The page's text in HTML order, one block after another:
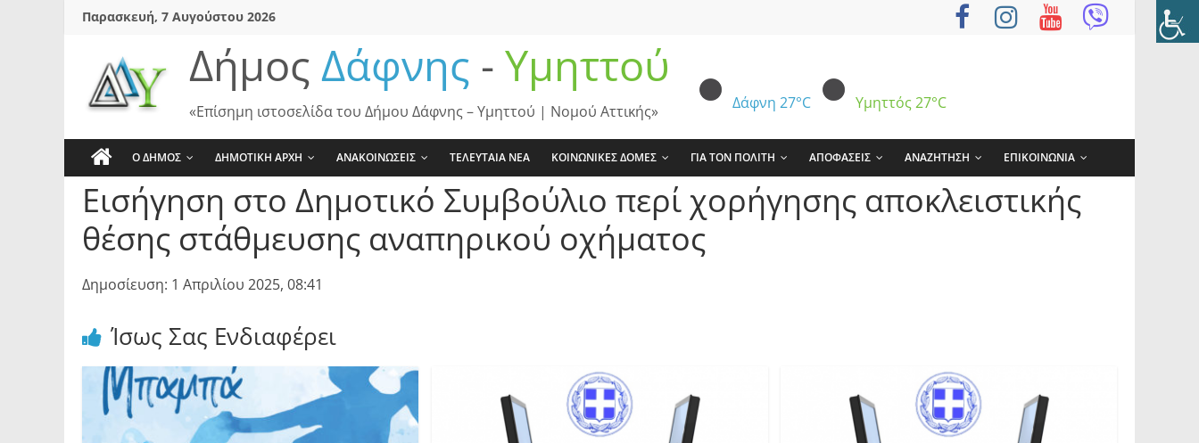
SkipΠαρασκευή, 7 Αυγούστου 2026
Δήμος Δάφνης - Υμηττού
Δάφνη 27°C Υμηττός 27°C
«Επίσημη ιστοσελίδα του Δήμου Δάφνης – Υμηττού | Νομού Αττικής»
Ο ΔΗΜΟΣ ΔΗΜΟΤΙΚΗ ΑΡΧΗ ΑΝΑΚΟΙΝΩΣΕΙΣ ΤΕΛΕΥΤΑΙΑ ΝΕΑ ΚΟΙΝΩΝΙΚΕΣ ΔΟΜΕΣ ΓΙΑ ΤΟΝ ΠΟΛΙΤΗ ΑΠΟΦΑΣΕΙΣ ΑΝΑΖΗΤΗΣΗ ΕΠΙΚΟΙΝΩΝΙΑ
Εισήγηση στο Δημοτικό Συμβούλιο περί χορήγησης αποκλειστικής
θέσης στάθμευσης αναπηρικού οχήματος
Δημοσίευση: 1 Απριλίου 2025, 08:41
Ίσως Σας Ενδιαφέρει